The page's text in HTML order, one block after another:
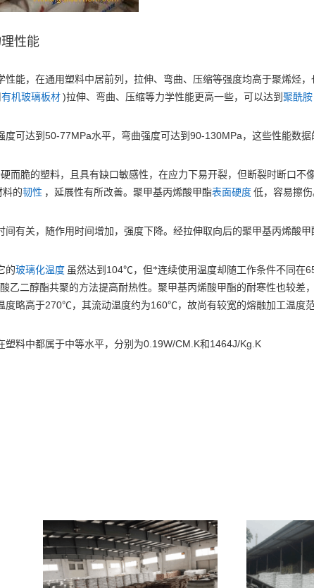
性能
能，在通用塑料中居前列，拉伸、弯曲、压缩等强度均高于聚烯烃，
有机玻璃板材 )拉伸、弯曲、压缩等力学性能更高一些，可以达到 聚酰胺
度可达到 50-77MPa水平，弯曲强度可达到 90-130MPa ，这些性能数
而脆的塑料，且具有缺口敏感性，在应力下易开裂，但断裂时断口不
料的韧性 ，延展性有所改善。聚甲基丙烯酸甲酯表面硬度 低，容易擦伤
间有关，随作用时间增加，强度下降。经拉伸取向后的聚甲基丙烯酸甲
的玻璃化温度 虽然达到 104℃ ，但*连续使用温度却随工作条件不同在
乙二醇酯共聚的方法提高耐热性。聚甲基丙烯酸甲酯的耐寒性也较差
度略高于270℃ ，其流动温度约为160℃ ，故尚有较宽的熔融加工温度范
塑料中都属于中等水平，分别为0.19W/CM.K和 1464J/Kg.K